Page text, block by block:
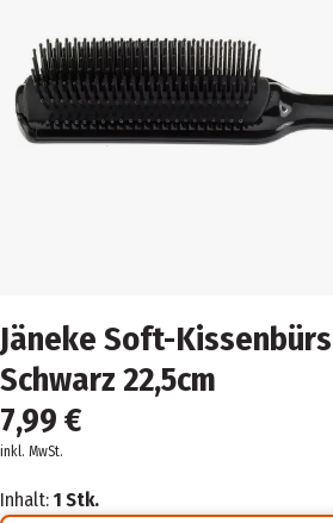
Jäneke Soft-
Schwarz 22,5cm
7,99 €
inkl. MwSt.
Inhalt: 1 Stk.